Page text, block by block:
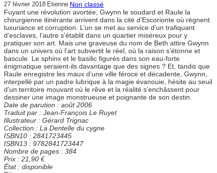
27 février 2018 Etienne Non classé
Fuyant une révolution avortée, Gwynn le soudard et Raule la
chirurgienne itinérante arrivent dans la cité d’Escorionte où règnent
luxuriance et corruption. L’un se met au service d’un trafiquant
d’esclaves, l’autre s’établit dans un quartier miséreux pour y
pratiquer son art. Mais une graveuse du nom de Beth attire Gwynn
dans un univers où l’art subvertit le réel, où la raison s’étonne et
bascule. Le sphinx et le basilic figurés dans son eau-forte
énigmatique seraient-ils davantage que des signes ? Et, tandis que
Raule enregistre les maux d’une ville féroce et décadente, Gwynn,
interpellé par un padre lubrique à la magie évanouie, hésite au seuil
d’un territoire mouvant où le rêve et la réalité s’enchâssent pour
dessiner une image monstrueuse et poignante de son destin.
Date de parution : août 2006
Traduit par : Jean-François Le Ruyet
Illustrateur : Gérard Trignac
Collection : La Dentelle du cygne
ISBN10 : 2841723445
ISBN13 : 9782841723447
Nombre de pages : 384
Prix : 21,90 €
État : disponible